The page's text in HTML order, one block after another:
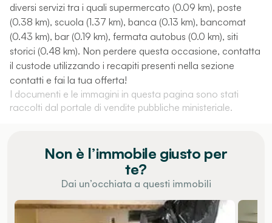
diversi servizi tra i quali supermercato (0.09 km), poste
(0.38 km), scuola (1.37 km), banca (0.13 km), bancomat
(0.43 km), bar (0.19 km), fermata autobus (0.0 km), siti
storici (0.48 km). Non perdere questa occasione, contatta
il custode utilizzando i recapiti presenti nella sezione
contatti e fai la tua offerta!
I documenti e le immagini in questa pagina sono stati
raccolti dal portale di vendite pubbliche ministeriale.
Non è l’immobile giusto per
te?
Dai un’occhiata a questi immobili